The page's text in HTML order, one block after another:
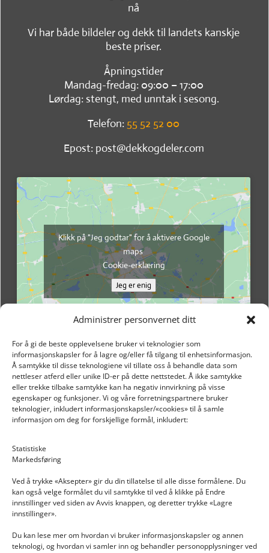
Administrer personvernet ditt
For å gi de beste opplevelsene bruker vi teknologier som
informasjonskapsler for å lagre og/eller få tilgang til enhetsinformasjon.
Å samtykke til disse teknologiene vil tillate oss å behandle data som
nettleser atferd eller unike ID-er på dette nettstedet. Å ikke samtykke
eller trekke tilbake samtykke kan ha negativ innvirkning på visse
egenskaper og funksjoner. Vi og våre forretningspartnere bruker
teknologier, inkludert informasjonskapsler/«cookies» til å samle
informasjon om deg for forskjellige formål, inkludert:
Statistiske
Markedsføring
Ved å trykke «Aksepter» gir du din tillatelse til alle disse formålene. Du
kan også velge formålet du vil samtykke til ved å klikke på Endre
innstillinger ved siden av Avvis knappen, og deretter trykke «Lagre
innstillinger».
Du kan lese mer om hvordan vi bruker informasjonskapsler og annen
teknologi, og hvordan vi samler inn og behandler personopplysninger ved
nå
Vi har både bildeler og dekk til landets kanskje
beste priser.
Åpningstider
Mandag-fredag: 09:00 – 17:00
Lørdag: stengt, med unntak i sesong.
Telefon: 55 52 52 00
Epost: post@dekkogdeler.com
Klikk på "Jeg godtar" for å aktivere Google
maps
Cookie-erklæring
Jeg er enig
INFORMASJON